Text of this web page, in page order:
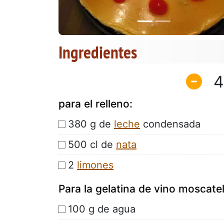
Ingredientes
4
para el relleno:
380 g de leche condensada
500 cl de nata
2 limones
Para la gelatina de vino
100 g de agua